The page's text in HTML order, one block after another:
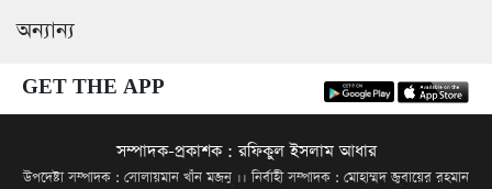
অন্যান্য
GET THE APP
সম্পাদক-প্রকাশক : রফিকুল ইসলাম আধার
উপদেষ্টা সম্পাদক : সোলায়মান খাঁন মজনু ।। নির্বাহী সম্পাদক : মোহাম্মদ জুবায়ের রহমান